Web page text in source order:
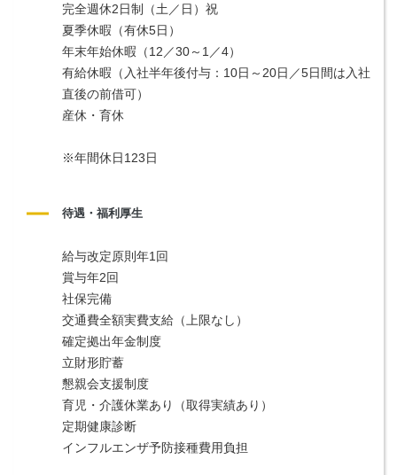
完全週休2日制（土／日）祝
夏季休暇（有休5日）
年末年始休暇（12／30～1／4）
有給休暇（入社半年後付与：10日～20日／5日間は入社
直後の前借可）
産休・育休
※年間休日123日
待遇・福利厚生
給与改定原則年1回
賞与年2回
社保完備
交通費全額実費支給（上限なし）
確定拠出年金制度
立財形貯蓄
懇親会支援制度
育児・介護休業あり（取得実績あり）
定期健康診断
インフルエンザ予防接種費用負担